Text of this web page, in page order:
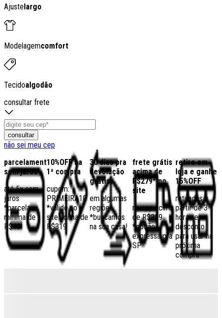
Ajustelargo
Modelagemcomfort
Tecidoalgodão
consultar frete
consultar
não sei meu cep
parcelamento
sem juros
até 5x sem
juros
*parcela
mínima de
R$40
10%OFF na
1ª compra
cupom:
PRIMEIRA10
*válido no
site acima de
R$319
30 dias pra
devolução
grátis
em algumas
regiões,
*buscamos
na sua casa!
frete grátis
acima de
R$279* no
site
no app acima
de R$259
*opção
expressa pra
SP
retire em
loja e ganhe
15%OFF
retiradas a
partir de 3
horas e
desconto
para usar na
próxima
compra